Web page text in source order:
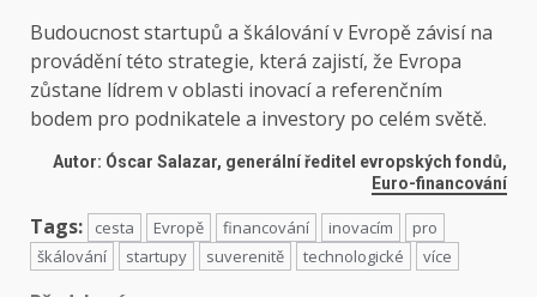
Budoucnost startupů a škálování v Evropě závisí na
provádění této strategie, která zajistí, že Evropa
zůstane lídrem v oblasti inovací a referenčním
bodem pro podnikatele a investory po celém světě.
Autor: Óscar Salazar, generální ředitel evropských fondů,
Euro-financování
Tags: cesta Evropě financování inovacím
pro
škálování
startupy suverenitě technologické více